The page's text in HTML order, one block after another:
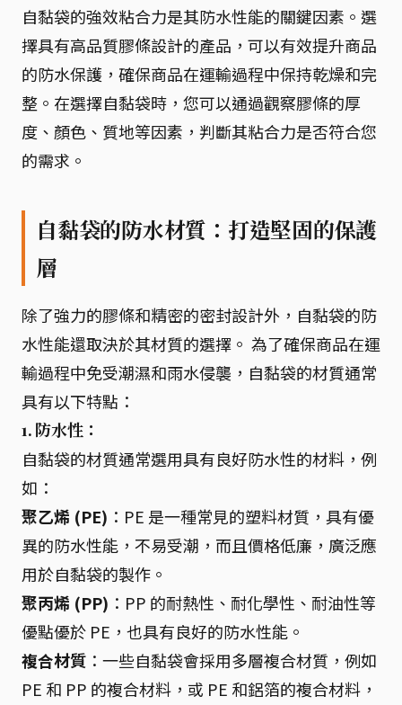
自黏袋的強效粘合力是其防水性能的關鍵因素。選
擇具有高品質膠條設計的產品，可以有效提升商品
的防水保護，確保商品在運輸過程中保持乾燥和完
整。在選擇自黏袋時，您可以通過觀察膠條的厚
度、顏色、質地等因素，判斷其粘合力是否符合您
的需求。
自黏袋的防水材質：打造堅固的保護
層
除了強力的膠條和精密的密封設計外，自黏袋的防
水性能還取決於其材質的選擇。 為了確保商品在運
輸過程中免受潮濕和雨水侵襲，自黏袋的材質通常
具有以下特點：
1. 防水性：
自黏袋的材質通常選用具有良好防水性的材料，例
如：
聚乙烯 (PE) ：PE 是一種常見的塑料材質，具有優
異的防水性能，不易受潮，而且價格低廉，廣泛應
用於自黏袋的製作。
聚丙烯 (PP) ：PP 的耐熱性、耐化學性、耐油性等
優點優於 PE，也具有良好的防水性能。
複合材質 ：一些自黏袋會採用多層複合材質，例如
PE 和 PP 的複合材料，或 PE 和鋁箔的複合材料，